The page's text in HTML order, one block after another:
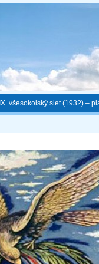
IX. všesokolský slet (1932) –